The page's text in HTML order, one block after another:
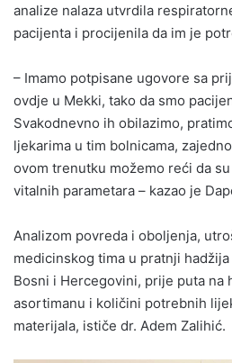
analize nalaza utvrdila
pacijenta i procijenila da im je
– Imamo potpisane ugovore sa
ovdje u Mekki, tako da smo
Svakodnevno ih obilazimo,
ljekarima u tim bolnicama,
ovom trenutku možemo reći da
vitalnih parametara – kazao je
Analizom povreda i oboljenja,
medicinskog tima u pratnji
Bosni i Hercegovini, prije puta na
asortimanu i količini potrebnih
materijala, ističe dr. Adem Zalihić.